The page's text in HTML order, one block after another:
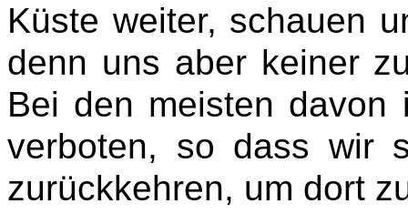
Küste weiter, schauen
denn uns aber keiner
Bei den meisten davon
verboten, so dass wir
zurückkehren, um dort